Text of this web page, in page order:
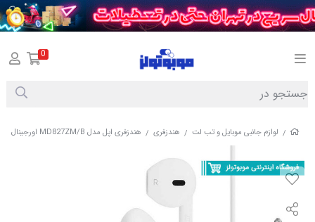
/ لوازم جانبی موبایل و تب لت / هندزفری / هندزفری اپل مدل MD827ZM/B اورجینال
0